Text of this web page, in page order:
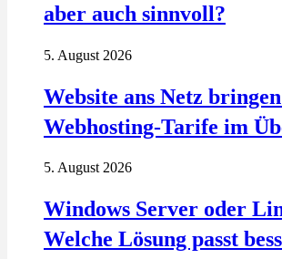
aber auch sinnvoll?
5. August 2026
Website ans Netz
Webhosting-Tarife im
5. August 2026
Windows Server oder
Welche Lösung passt